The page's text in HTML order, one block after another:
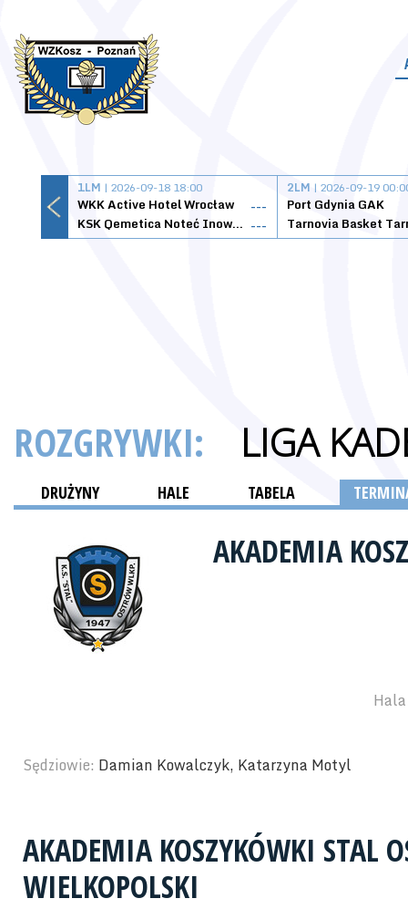
1LM | 2026-09-18 18:00
WKK Active Hotel Wrocław
---
KSK Qemetica Noteć Inowrocław ---
2LM | 2026-09-19
Port Gdynia GAK
ROZGRYWKI: LIGA
DRUŻYNY HALE TABELA
AKADEMIA
Sędziowie: Damian Kowalczyk, Katarzyna Motyl
AKADEMIA KOSZYKÓWKI STAL
WIELKOPOLSKI